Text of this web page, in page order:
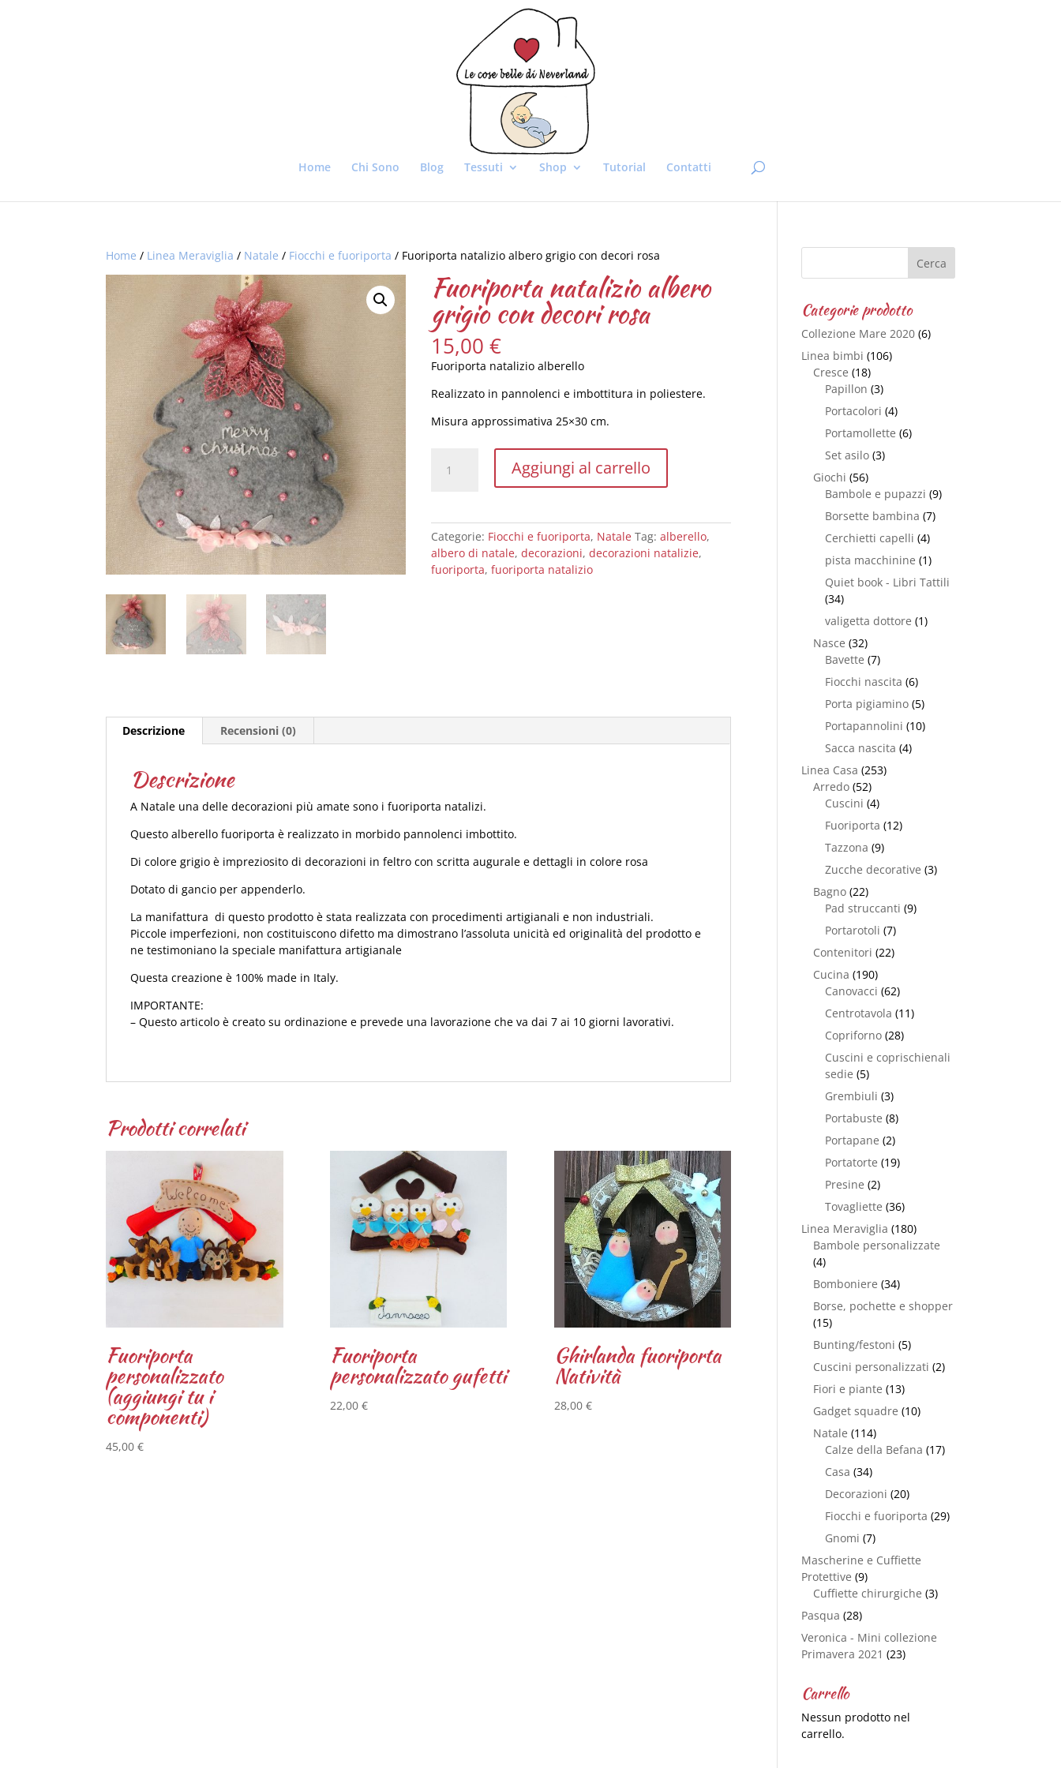
Home Chi Sono Blog Tessuti Shop Tutorial Contatti
Home / Linea Meraviglia / Natale / Fiocchi e fuoriporta / Fuoriporta natalizio albero grigio con decori rosa
Fuoriporta natalizio albero
grigio con decori rosa
15,00€
Fuoriporta natalizio alberello
Realizzato in pannolenci e imbottitura in poliestere.
Misura approssimativa 25×30 cm.
natalizio
con
decori
rosa
quantità
Aggiungi al carrello
Categorie: Fiocchi e fuoriporta, Natale Tag:alberello,
albero di natale,decorazioni,decorazioni natalizie,
fuoriporta,fuoriporta natalizio
Descrizione Recensioni (0)
Descrizione
A Natale una delle decorazioni più amate sono i fuoriporta natalizi.
Questo alberello fuoriporta è realizzato in morbido pannolenci imbottito.
Di colore grigio è impreziosito di decorazioni in feltro con scritta augurale e dettagli in colore rosa
Dotato di gancio per appenderlo.
La manifattura di questo prodotto è stata realizzata con procedimenti artigianali e non industriali.
Piccole imperfezioni, non costituiscono difetto ma dimostrano l’assoluta unicità ed originalità del prodotto e
ne testimoniano la speciale manifattura artigianale
Questa creazione è 100% made in Italy.
IMPORTANTE:
– Questo articolo è creato su ordinazione e prevede una lavorazione che va dai 7 ai 10 giorni lavorativi.
Prodotti correlati
Fuoriporta
personalizzato
(aggiungi tu i
componenti)
45,00€
Fuoriporta
personalizzato gufetti
22,00 €
Ghirlanda fuoriporta
Natività
28,00 €
Categorie prodotto
Collezione Mare 2020 (6)
Linea bimbi (106)
Cresce (18)
Papillon (3)
Portacolori (4)
Portamollette (6)
Set asilo (3)
Giochi (56)
Bambole e pupazzi (9)
Borsette bambina (7)
Cerchietti capelli (4)
pista macchinine (1)
Quiet book - Libri Tattili
(34)
valigetta dottore (1)
Nasce (32)
Bavette (7)
Fiocchi nascita (6)
Porta pigiamino (5)
Portapannolini (10)
Sacca nascita (4)
Linea Casa (253)
Arredo (52)
Cuscini (4)
Fuoriporta (12)
Tazzona (9)
Zucche decorative (3)
Bagno (22)
Pad struccanti (9)
Portarotoli (7)
Contenitori (22)
Cucina (190)
Canovacci (62)
Centrotavola (11)
Copriforno (28)
Cuscini e coprischienali
sedie (5)
Grembiuli (3)
Portabuste (8)
Portapane (2)
Portatorte (19)
Presine (2)
Tovagliette (36)
Linea Meraviglia (180)
Bambole personalizzate
(4)
Bomboniere (34)
Borse, pochette e shopper
(15)
Bunting/festoni (5)
Cuscini personalizzati (2)
Fiori e piante (13)
Gadget squadre (10)
Natale (114)
Calze della Befana (17)
Casa (34)
Decorazioni (20)
Fiocchi e fuoriporta (29)
Gnomi (7)
Mascherine e Cuffiette
Protettive (9)
Cuffiette chirurgiche (3)
Pasqua (28)
Veronica - Mini collezione
Primavera 2021 (23)
Carrello
Nessun prodotto nel
carrello.